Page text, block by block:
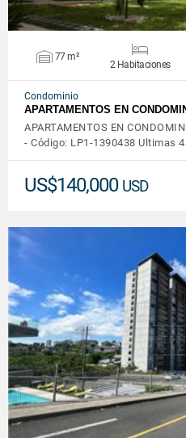
77 m²
2 Habitaciones
Condominio
APARTAMENTOS EN
APARTAMENTOS EN
- Código: LP1-1390438 Ultimas
US$140,000 USD
VER